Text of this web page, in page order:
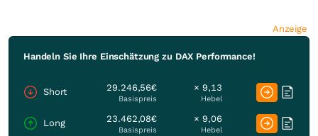
Anzeige
Handeln Sie Ihre Einschätzung zu DAX Performance!
Short 29.246,56€
Basispreis
× 9,13
Hebel
Long 23.462,08€
Basispreis
× 9,06
Hebel